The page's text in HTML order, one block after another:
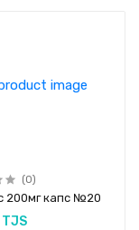
(0)
200мг капс №20